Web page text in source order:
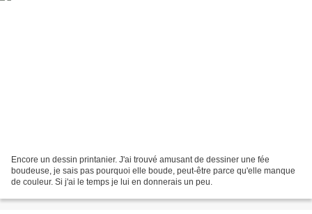
Encore un dessin printanier. J'ai trouvé amusant de dessiner une fée
boudeuse, je sais pas pourquoi elle boude, peut-être parce qu'elle manque
de couleur. Si j'ai le temps je lui en donnerais un peu.